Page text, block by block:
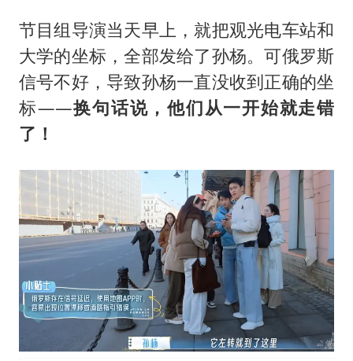
节目组导演当天早上，就把观光电车站和
大学的坐标，全部发给了孙杨。可俄罗斯
信号不好，导致孙杨一直没收到正确的坐
标——换句话说，他们从一开始就走错
了！